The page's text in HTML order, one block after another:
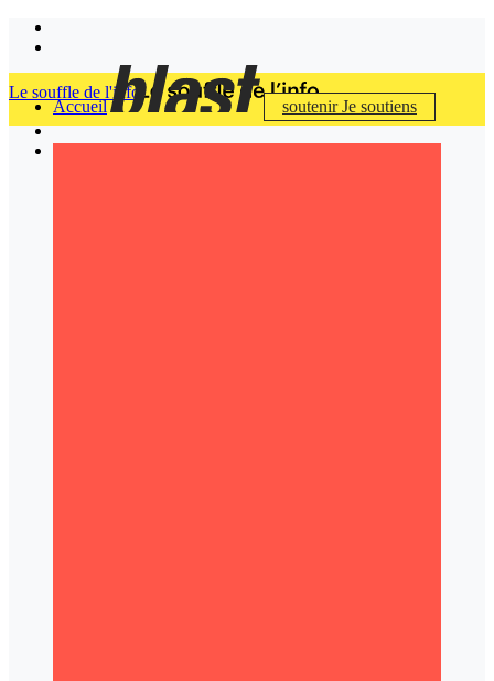
Accueil soutenirJe soutiens
Le souffle de l'info